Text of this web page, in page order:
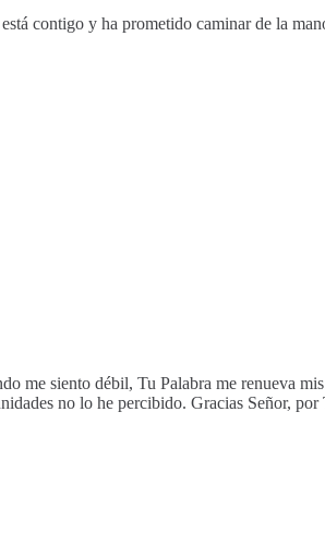
contigo y ha prometido caminar de la
me siento débil, Tu Palabra me renueva
no lo he percibido. Gracias Señor, por